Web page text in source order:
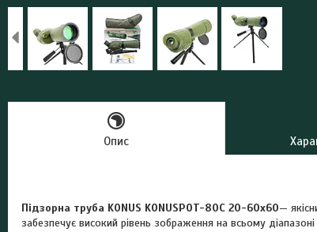
Опис
Підзорна труба KONUS KONUSPOT-80C 20-60x60—
забезпечує високий рівень зображення на всьому